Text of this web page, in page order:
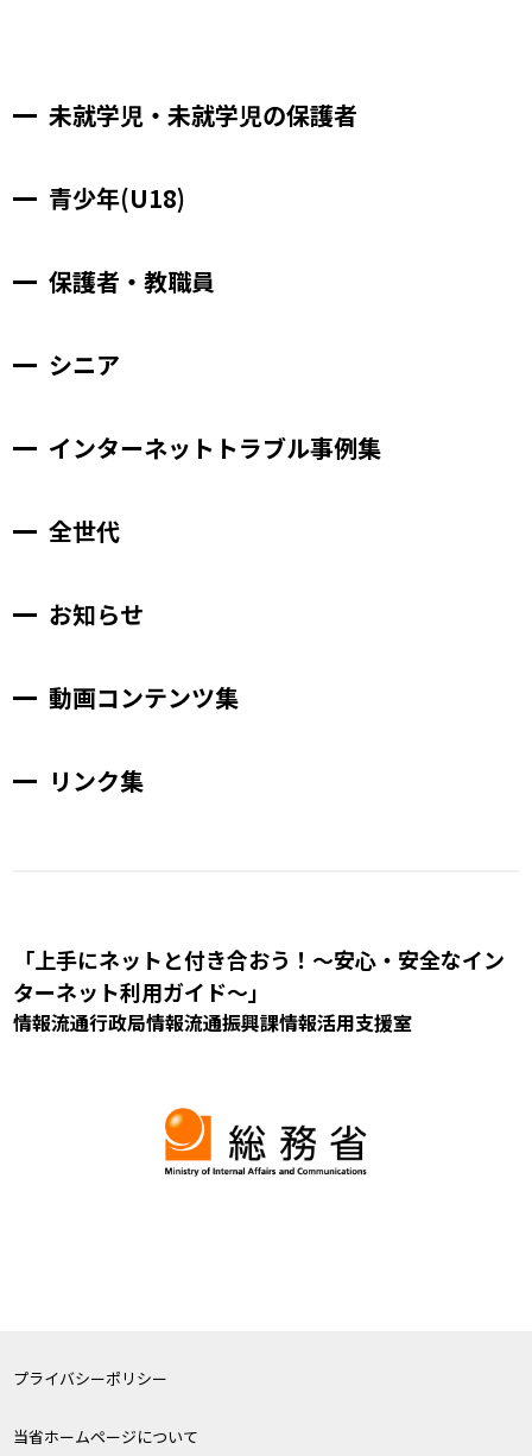
未就学児・未就学児の保護者
青少年(U18)
保護者・教職員
シニア
インターネットトラブル事例集
全世代
お知らせ
動画コンテンツ集
リンク集
「上手にネットと付き合おう！～安心・安全なイン
ターネット利用ガイド～」
情報流通行政局情報流通振興課情報活用支援室
プライバシーポリシー
当省ホームページについて